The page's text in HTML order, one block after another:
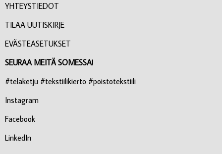
YHTEYSTIEDOT
TILAA UUTISKIRJE
EVÄSTEASETUKSET
SEURAA MEITÄ SOMESSA!
#telaketju #tekstiilikierto #poistotekstiili
Instagram
Facebook
LinkedIn